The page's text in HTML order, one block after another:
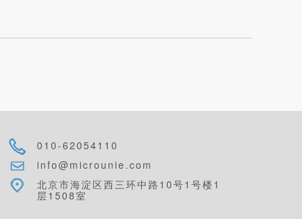
010-62054110
info@microunie.com
北京市海淀区西三环中路10号1号楼1
层1508室